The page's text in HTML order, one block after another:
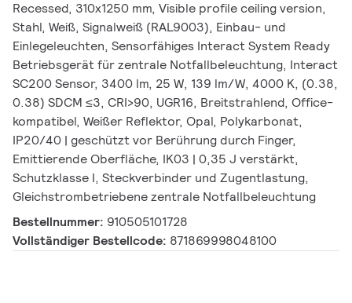
Recessed, 310x1250 mm, Visible profile ceiling version,
Stahl, Weiß, Signalweiß (RAL9003), Einbau- und
Einlegeleuchten, Sensorfähiges Interact System Ready
Betriebsgerät für zentrale Notfallbeleuchtung, Interact
SC200 Sensor, 3400 lm, 25 W, 139 lm/W, 4000 K, (0.38,
0.38) SDCM ≤3, CRI>90, UGR16, Breitstrahlend, Office-
kompatibel, Weißer Reflektor, Opal, Polykarbonat,
IP20/40 | geschützt vor Berührung durch Finger,
Emittierende Oberfläche, IK03 | 0,35 J verstärkt,
Schutzklasse I, Steckverbinder und Zugentlastung,
Gleichstrombetriebene zentrale Notfallbeleuchtung
Bestellnummer: 910505101728
Vollständiger Bestellcode: 871869998048100